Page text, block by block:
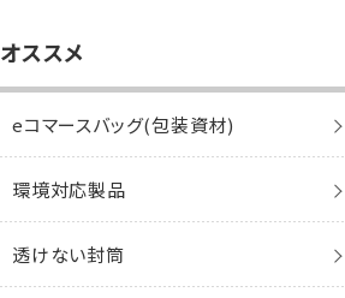
クラフト封筒
白封筒
カラー封筒
パステルカラー封筒
角2紐付マチなし
角2角底
ケントプレミア
ケント
機能性封筒
その他
カラー封筒
パステルカラー封筒
かんたん開封封筒
エコ封筒
白封筒
ケント
機能性封筒
エコ
パステルカラー封筒
エコ封筒
洋2封筒
白封筒
パステルカラー封筒
お悔み用
洋3封筒
洋4封筒
洋5封筒
保存袋・角底
レントゲン袋
大型袋
貴重品
角2角底
トロピカル
アラモード
トゥインクル
メタル
レターセット
賞状
はがき
名刺
プリンター専用紙
封筒
賞状
はがき
名刺
マルチ
封筒・カード
賞状・証書
はがき
印刷サービス
オススメ
eコマースバッグ(包装資材)
環境対応製品
透けない封筒